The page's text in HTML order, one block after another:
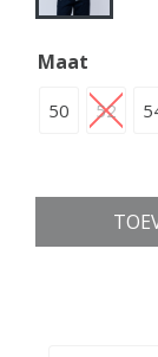
Maat
50 52